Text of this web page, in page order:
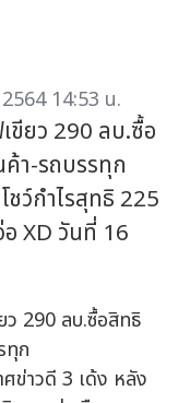
14:53 น.
ขียว 290 ลบ.ซื้อ
า-รถบรรทุก
ชว์กำไรสุทธิ 225
XD วันที่ 16
ศข่าวดี 3 เด้ง หลัง